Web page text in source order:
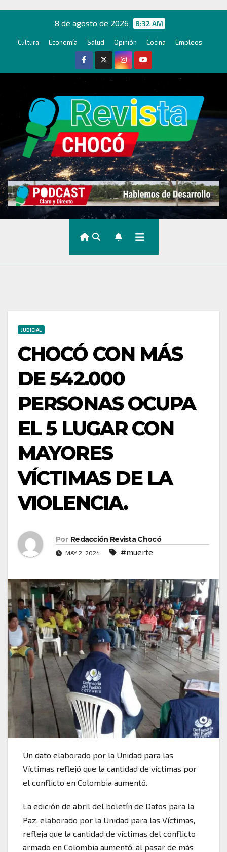
contenido
8 de agosto de 2026 8:32 AM
Cultura Economía Salud Opinión Cocina Empleos
JUDICIAL
CHOCÓ CON MÁS
DE 542.000
PERSONAS OCUPA
EL 5 LUGAR CON
MAYORES
VÍCTIMAS DE LA
VIOLENCIA.
Por Redacción Revista Chocó
MAY 2, 2024 #muerte
Un dato elaborado por la Unidad para las
Víctimas reflejó que la cantidad de víctimas por
el conflicto en Colombia aumentó.
La edición de abril del boletín de Datos para la
Paz, elaborado por la Unidad para las Víctimas,
refleja que la cantidad de víctimas del conflicto
armado en Colombia aumentó, al pasar de más